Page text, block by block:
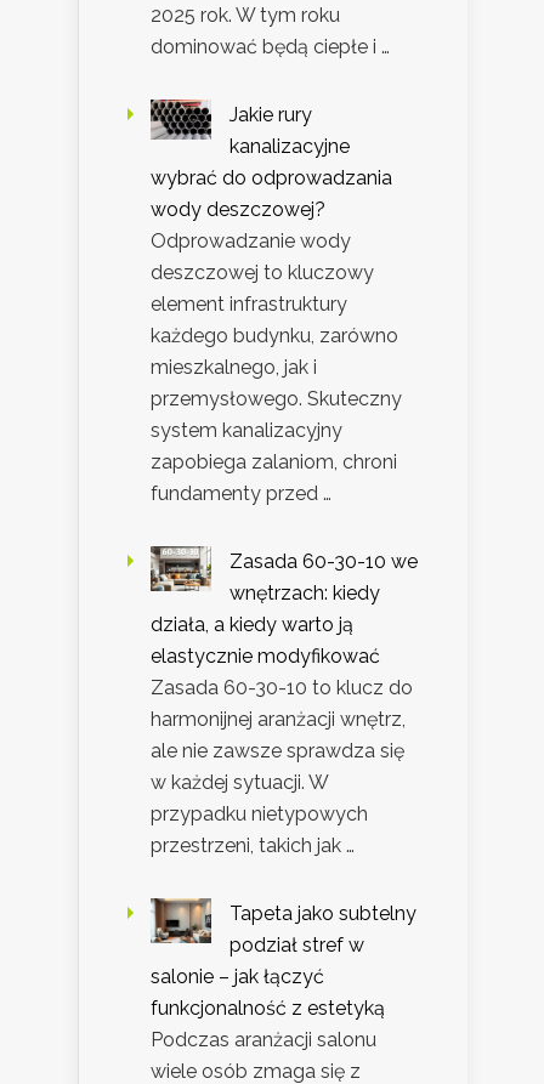
2025 rok. W tym roku
dominować będą ciepłe i …
Jakie rury
kanalizacyjne
wybrać do odprowadzania
wody deszczowej?
Odprowadzanie wody
deszczowej to kluczowy
element infrastruktury
każdego budynku, zarówno
mieszkalnego, jak i
przemysłowego. Skuteczny
system kanalizacyjny
zapobiega zalaniom, chroni
fundamenty przed …
Zasada 60-30-10 we
wnętrzach: kiedy
działa, a kiedy warto ją
elastycznie modyfikować
Zasada 60-30-10 to klucz do
harmonijnej aranżacji wnętrz,
ale nie zawsze sprawdza się
w każdej sytuacji. W
przypadku nietypowych
przestrzeni, takich jak …
Tapeta jako subtelny
podział stref w
salonie – jak łączyć
funkcjonalność z estetyką
Podczas aranżacji salonu
wiele osób zmaga się z